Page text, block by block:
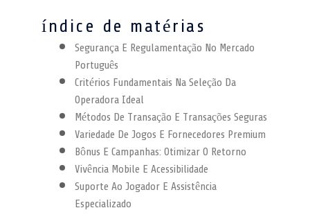
índice de matérias
Segurança E Regulamentação No Mercado
Português
Critérios Fundamentais Na Seleção Da
Operadora Ideal
Métodos De Transação E Transações Seguras
Variedade De Jogos E Fornecedores Premium
Bônus E Campanhas: Otimizar O Retorno
Vivência Mobile E Acessibilidade
Suporte Ao Jogador E Assistência
Especializado